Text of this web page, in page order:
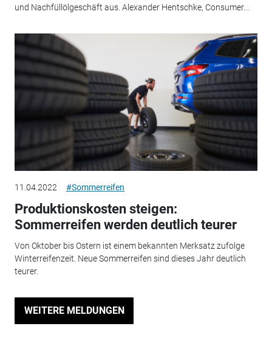
und Nachfüllölgeschäft aus. Alexander Hentschke, Consumer...
11.04.2022 #Sommerreifen
Produktionskosten steigen:
Sommerreifen werden deutlich teurer
Von Oktober bis Ostern ist einem bekannten Merksatz zufolge
Winterreifenzeit. Neue Sommerreifen sind dieses Jahr deutlich
teurer.
WEITERE MELDUNGEN